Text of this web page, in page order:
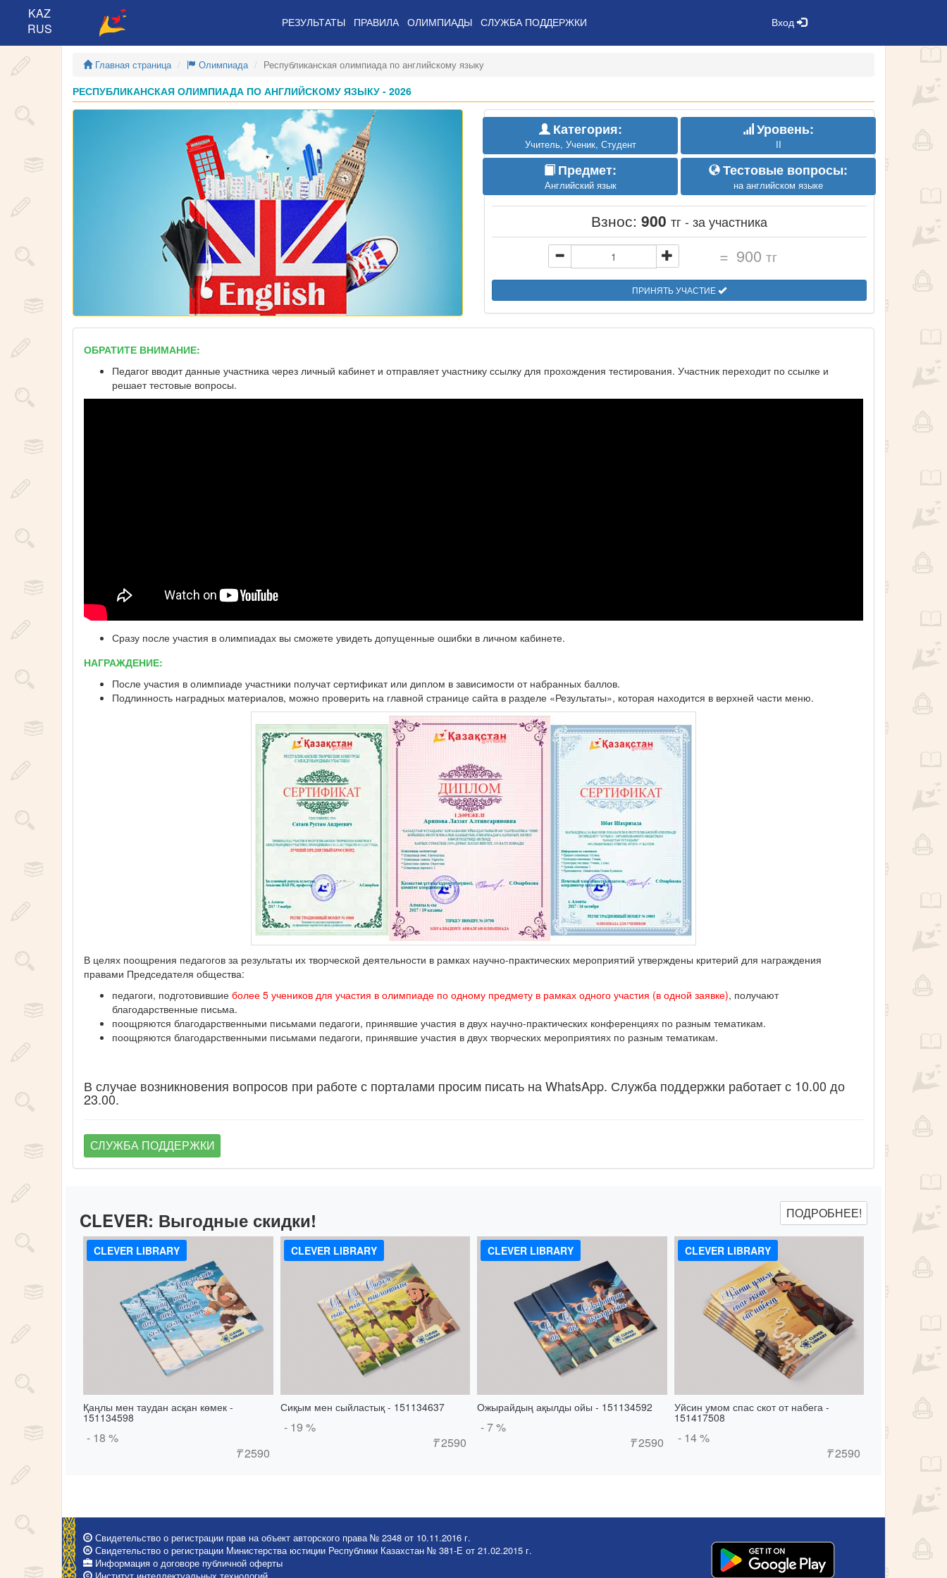
KAZ
RUS
РЕЗУЛЬТАТЫ ПРАВИЛА ОЛИМПИАДЫ СЛУЖБА ПОДДЕРЖКИ Вход
Главная страница Олимпиада Республиканская олимпиада по английскому языку
РЕСПУБЛИКАНСКАЯ ОЛИМПИАДА ПО АНГЛИЙСКОМУ ЯЗЫКУ - 2026
Категория:
Учитель, Ученик, Студент
Уровень:
II
Предмет:
Английский язык
Тестовые вопросы:
на английском языке
Взнос: 900 тг - за участника
= 900 тг
ПРИНЯТЬ УЧАСТИЕ
ОБРАТИТЕ ВНИМАНИЕ:
Педагог вводит данные участника через личный кабинет и отправляет участнику ссылку для прохождения тестирования. Участник переходит по ссылке и
решает тестовые вопросы.
Сразу после участия в олимпиадах вы сможете увидеть допущенные ошибки в личном кабинете.
НАГРАЖДЕНИЕ:
После участия в олимпиаде участники получат сертификат или диплом в зависимости от набранных баллов.
Подлинность наградных материалов, можно проверить на главной странице сайта в разделе «Результаты», которая находится в верхней части меню.
В целях поощрения педагогов за результаты их творческой деятельности в рамках научно-практических мероприятий утверждены критерий для награждения
правами Председателя общества:
педагоги, подготовившие более 5 учеников для участия в олимпиаде по одному предмету в рамках одного участия (в одной заявке), получают
благодарственные письма.
поощряются благодарственными письмами педагоги, принявшие участия в двух научно-практических конференциях по разным тематикам.
поощряются благодарственными письмами педагоги, принявшие участия в двух творческих мероприятиях по разным тематикам.
В случае возникновения вопросов при работе с порталами просим писать на WhatsApp. Служба поддержки работает с 10.00 до
23.00.
СЛУЖБА ПОДДЕРЖКИ
CLEVER: Выгодные скидки! ПОДРОБНЕЕ!
CLEVER LIBRARY
Қаңлы мен таудан асқан көмек -
151134598
- 18 %
₸2590
CLEVER LIBRARY
Сиқым мен сыйластық - 151134637
- 19 %
₸2590
CLEVER LIBRARY
Ожырайдың ақылды ойы - 151134592
- 7 %
₸2590
CLEVER LIBRARY
Уйсин умом спас скот от набега -
151417508
- 14 %
₸2590
Свидетельство о регистрации прав на объект авторского права № 2348 от 10.11.2016 г.
Свидетельство о регистрации Министерства юстиции Республики Казахстан № 381-Е от 21.02.2015 г.
Информация о договоре публичной оферты